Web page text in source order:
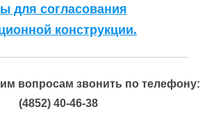
для согласования
конструкции.
вопросам звонить по телефону:
(4852) 40-46-38